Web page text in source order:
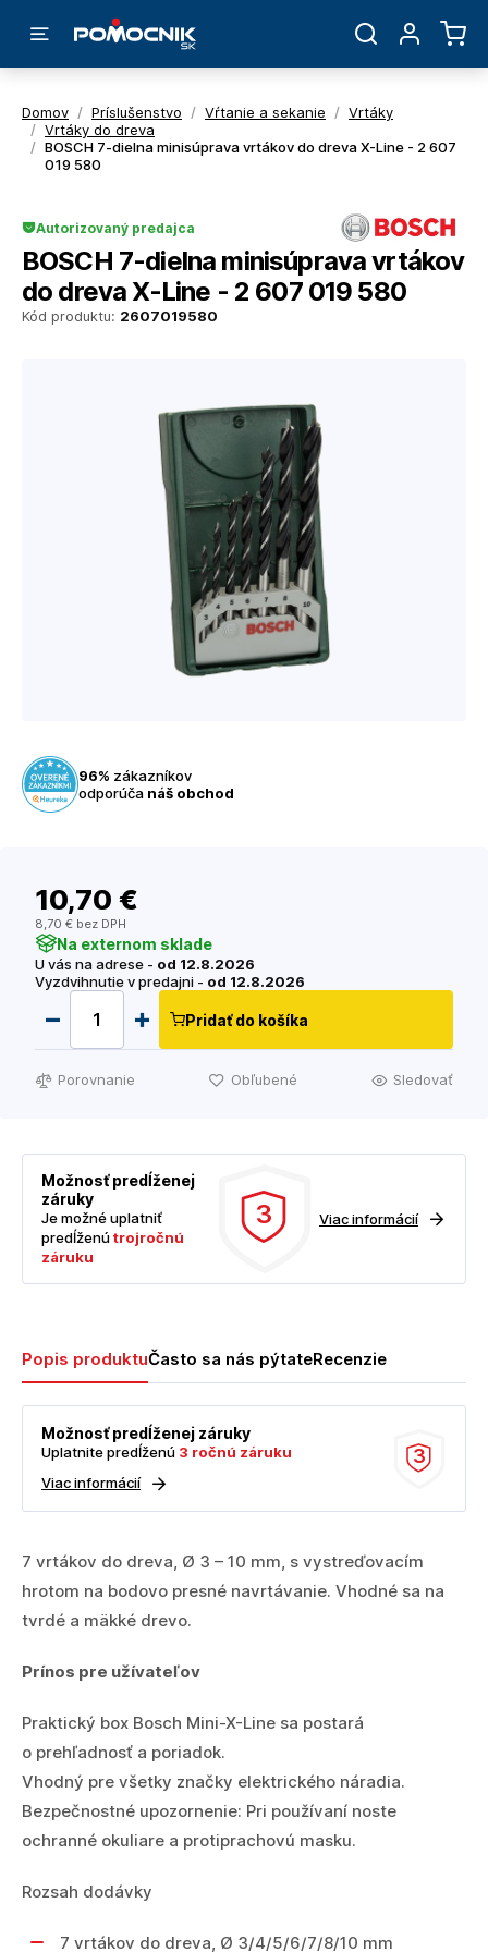
Domov / Príslušenstvo / Vŕtanie a sekanie / Vrtáky
/ Vrtáky do dreva
/ BOSCH 7-dielna minisúprava vrtákov do dreva X-Line - 2 607
019 580
Kód produktu: 2607019580
Autorizovaný predajca
BOSCH 7-dielna minisúprava vrtákov
do dreva X-Line - 2 607 019 580
96% zákazníkov
odporúča náš obchod
10,70 €
8,70 € bez DPH
Na externom sklade
U vás na adrese - od 12.8.2026
Vyzdvihnutie v predajni - od 12.8.2026
Pridať do košíka
Porovnanie Obľubené Sledovať
Možnosť predĺženej
záruky
Je možné uplatniť
predĺženútrojročnú
záruku
3 Viac informácií
Popis produktuČasto sa nás pýtateRecenzie
3
Možnosť predĺženej záruky
Uplatnite predĺženú 3 ročnú záruku
Viac informácií
7 vrtákov do dreva, Ø 3 – 10 mm, s vystreďovacím
hrotom na bodovo presné navrtávanie. Vhodné sa na
tvrdé a mäkké drevo.
Prínos pre užívateľov
Praktický box Bosch Mini-X-Line sa postará
o prehľadnosť a poriadok.
Vhodný pre všetky značky elektrického náradia.
Bezpečnostné upozornenie: Pri používaní noste
ochranné okuliare a protiprachovú masku.
Rozsah dodávky
7 vrtákov do dreva, Ø 3/4/5/6/7/8/10 mm